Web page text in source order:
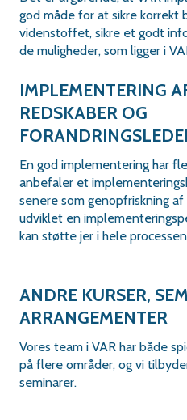
god måde for at sikre korrekt
videnstoffet, sikre et godt
de muligheder, som ligger i
IMPLEMENTERING
REDSKABER OG
En god implementering har
anbefaler et
senere som genopfriskning
udviklet en
kan støtte jer i hele
ANDRE KURSER,
ARRANGEMENTER
Vores team i VAR har både
på flere områder, og vi
seminarer.